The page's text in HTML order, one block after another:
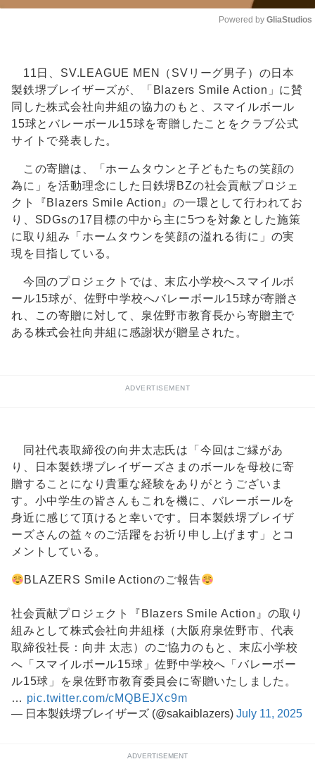
Powered by GliaStudios
11日、SV.LEAGUE MEN（SVリーグ男子）の日本
製鉄堺ブレイザーズが、「Blazers Smile Action」に賛
同した株式会社向井組の協力のもと、スマイルボール
15球とバレーボール15球を寄贈したことをクラブ公式
サイトで発表した。
この寄贈は、「ホームタウンと子どもたちの笑顔の
為に」を活動理念にした日鉄堺BZの社会貢献プロジェ
クト『Blazers Smile Action』の一環として行われてお
り、SDGsの17目標の中から主に5つを対象とした施策
に取り組み「ホームタウンを笑顔の溢れる街に」の実
現を目指している。
今回のプロジェクトでは、末広小学校へスマイルボ
ール15球が、佐野中学校へバレーボール15球が寄贈さ
れ、この寄贈に対して、泉佐野市教育長から寄贈主で
ある株式会社向井組に感謝状が贈呈された。
ADVERTISEMENT
同社代表取締役の向井太志氏は「今回はご縁があ
り、日本製鉄堺ブレイザーズさまのボールを母校に寄
贈することになり貴重な経験をありがとうございま
す。小中学生の皆さんもこれを機に、バレーボールを
身近に感じて頂けると幸いです。日本製鉄堺ブレイザ
ーズさんの益々のご活躍をお祈り申し上げます」とコ
メントしている。
BLAZERS Smile Actionのご報告
社会貢献プロジェクト『Blazers Smile Action』の取り
組みとして株式会社向井組様（大阪府泉佐野市、代表
取締役社長：向井 太志）のご協力のもと、末広小学校
へ「スマイルボール15球」佐野中学校へ「バレーボー
ル15球」を泉佐野市教育委員会に寄贈いたしました。
… pic.twitter.com/cMQBEJXc9m
— 日本製鉄堺ブレイザーズ (@sakaiblazers) July 11, 2025
ADVERTISEMENT